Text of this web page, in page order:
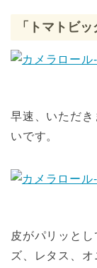
「トマトビ
早速、いただ
いです。
皮がパリッと
ズ、レタス、オ